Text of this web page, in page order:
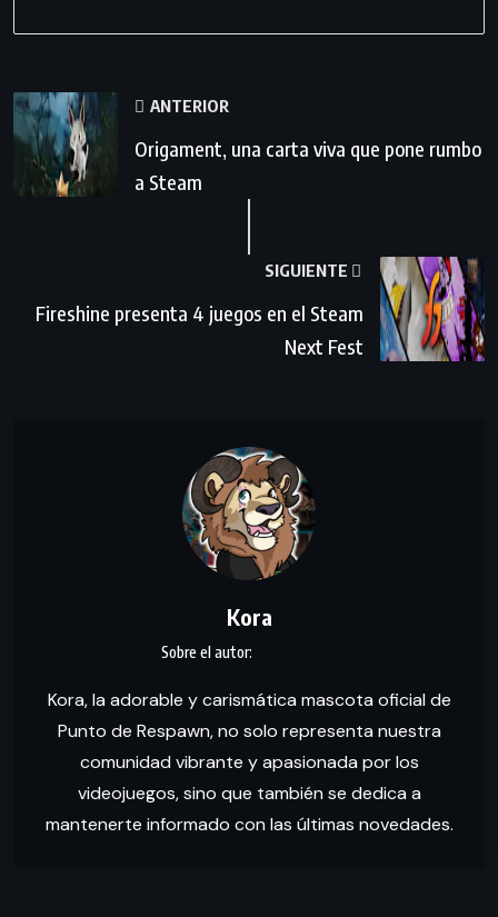
ANTERIOR
Origament, una carta viva que pone rumbo
a Steam
SIGUIENTE
Fireshine presenta 4 juegos en el Steam
Next Fest
Kora
Kora, la adorable y carismática mascota oficial de
Punto de Respawn, no solo representa nuestra
comunidad vibrante y apasionada por los
videojuegos, sino que también se dedica a
mantenerte informado con las últimas novedades.